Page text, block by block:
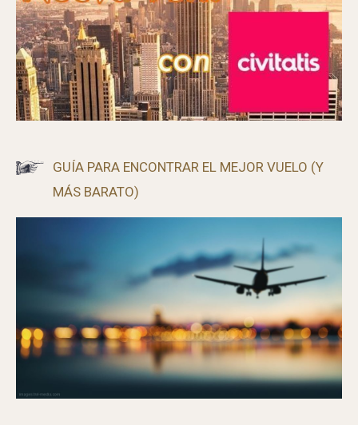
GUÍA PARA ENCONTRAR EL MEJOR VUELO (Y
MÁS BARATO)